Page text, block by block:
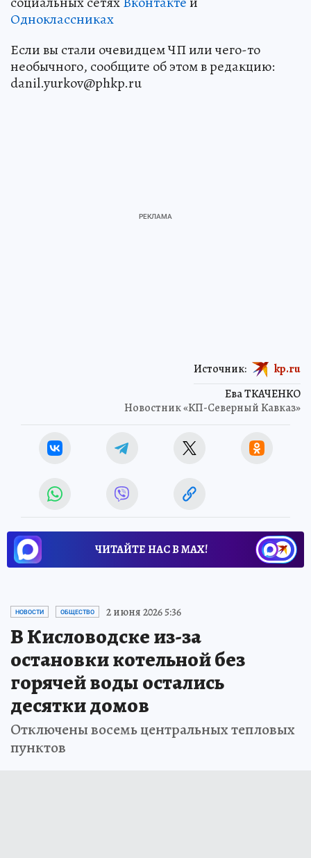
Одноклассниках
Если вы стали очевидцем ЧП или чего-то
необычного, сообщите об этом в редакцию:
danil.yurkov@phkp.ru
Ева ТКАЧЕНКО
Новостник «КП-Северный Кавказ»
Источник: kp.ru
ЧИТАЙТЕ НАС В МАХ!
НОВОСТИ ОБЩЕСТВО 2 июня 2026 5:36
В Кисловодске из-за
остановки котельной без
горячей воды остались
десятки домов
Отключены восемь центральных тепловых
пунктов